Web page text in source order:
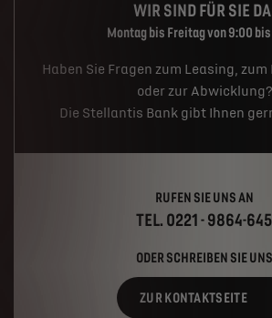
WIR SIND FÜR SIE
Montag bis Freitag von 9:00
Haben Sie Fragen zum Leasing,
oder zur Abwicklung?
Die Stellantis Bank gibt Ihnen
RUFEN SIE UNS AN
TEL. 0221 - 9864-645
ODER SCHREIBEN SIE UNS
ZUR KONTAKTSEITE